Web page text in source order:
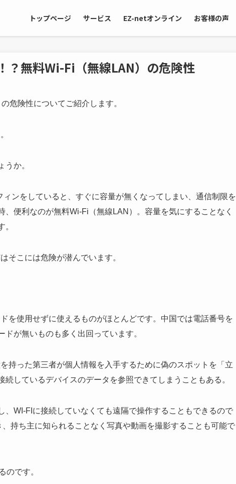
トップページ サービス EZ-netオンライン お客様の声
！？無料Wi-Fi（無線LAN）の危険性
の危険性についてご紹介します。
うか。
ンをしていると、すぐに容量が無くなってしまい、通信制限を
便利なのが無料Wi-Fi（無線LAN）。容量を気にすることなく
。
そこには危険が潜んでいます。
を使用せずに使えるものがほとんどです。中国では電話番号を
が無いものも多く出回っています。
持った第三者が個人情報を入手するために偽のスポットを「立
しているデバイスのデータを参照できてしまうこともある。
、WI-FIに接続していなくても遠隔で操作することもできるので
持ち主に知られることなく写真や動画を撮影することも可能で
のです。